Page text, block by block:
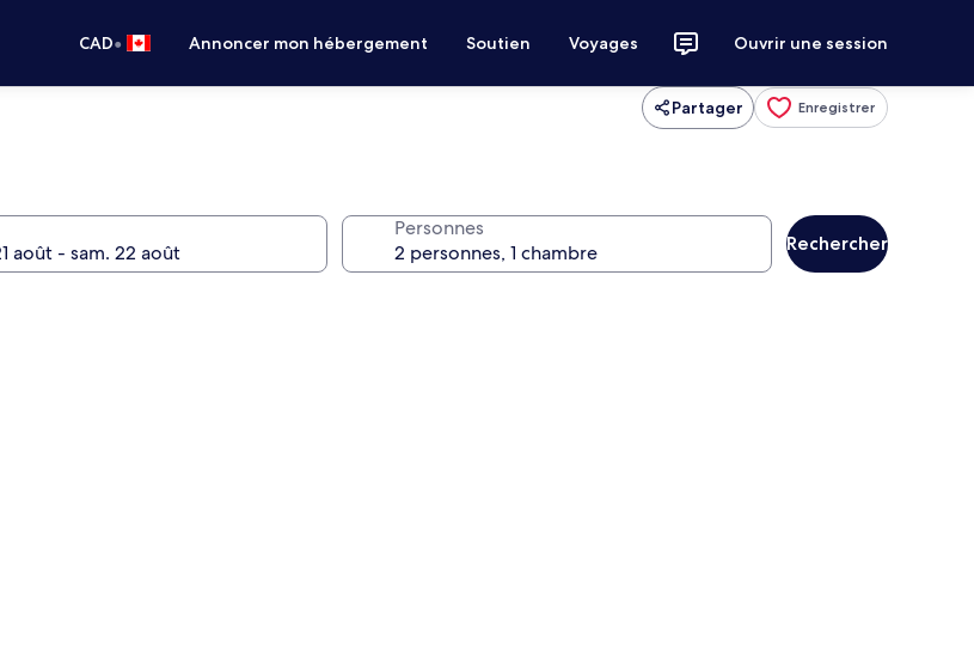
CAD• Annoncer mon hébergement Soutien Voyages Ouvrir une session
Partager Enregistrer
Personnes
Rechercher